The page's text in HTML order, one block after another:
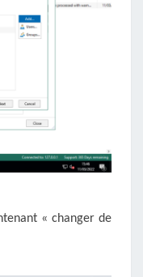
« changer de